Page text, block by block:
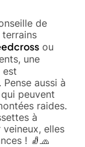
de
ou
une
est
aussi à
peuvent
raides.
à
elles
! 🧦🧢